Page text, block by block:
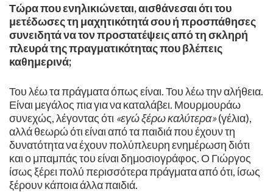
Τώρα που ενηλικιώνεται, αισθάνεσαι ότι του
μετέδωσες τη μαχητικότητά σου ή προσπάθησες
συνειδητά να τον προστατέψεις από τη σκληρή
πλευρά της πραγματικότητας που βλέπεις
καθημερινά;
Του λέω τα πράγματα όπως είναι. Του λέω την αλήθεια.
Είναι μεγάλος πια για να καταλάβει. Μουρμουράω
συνεχώς, λέγοντας ότι «εγώ ξέρω καλύτερα»(γέλια),
αλλά θεωρώ ότι είναι από τα παιδιά που έχουν τη
δυνατότητα να έχουν πολύπλευρη ενημέρωση διότι
και ο μπαμπάς του είναι δημοσιογράφος. Ο Γιώργος
ίσως ξέρει πολύ περισσότερα πράγματα από ότι, ίσως
ξέρουν κάποια άλλα παιδιά.